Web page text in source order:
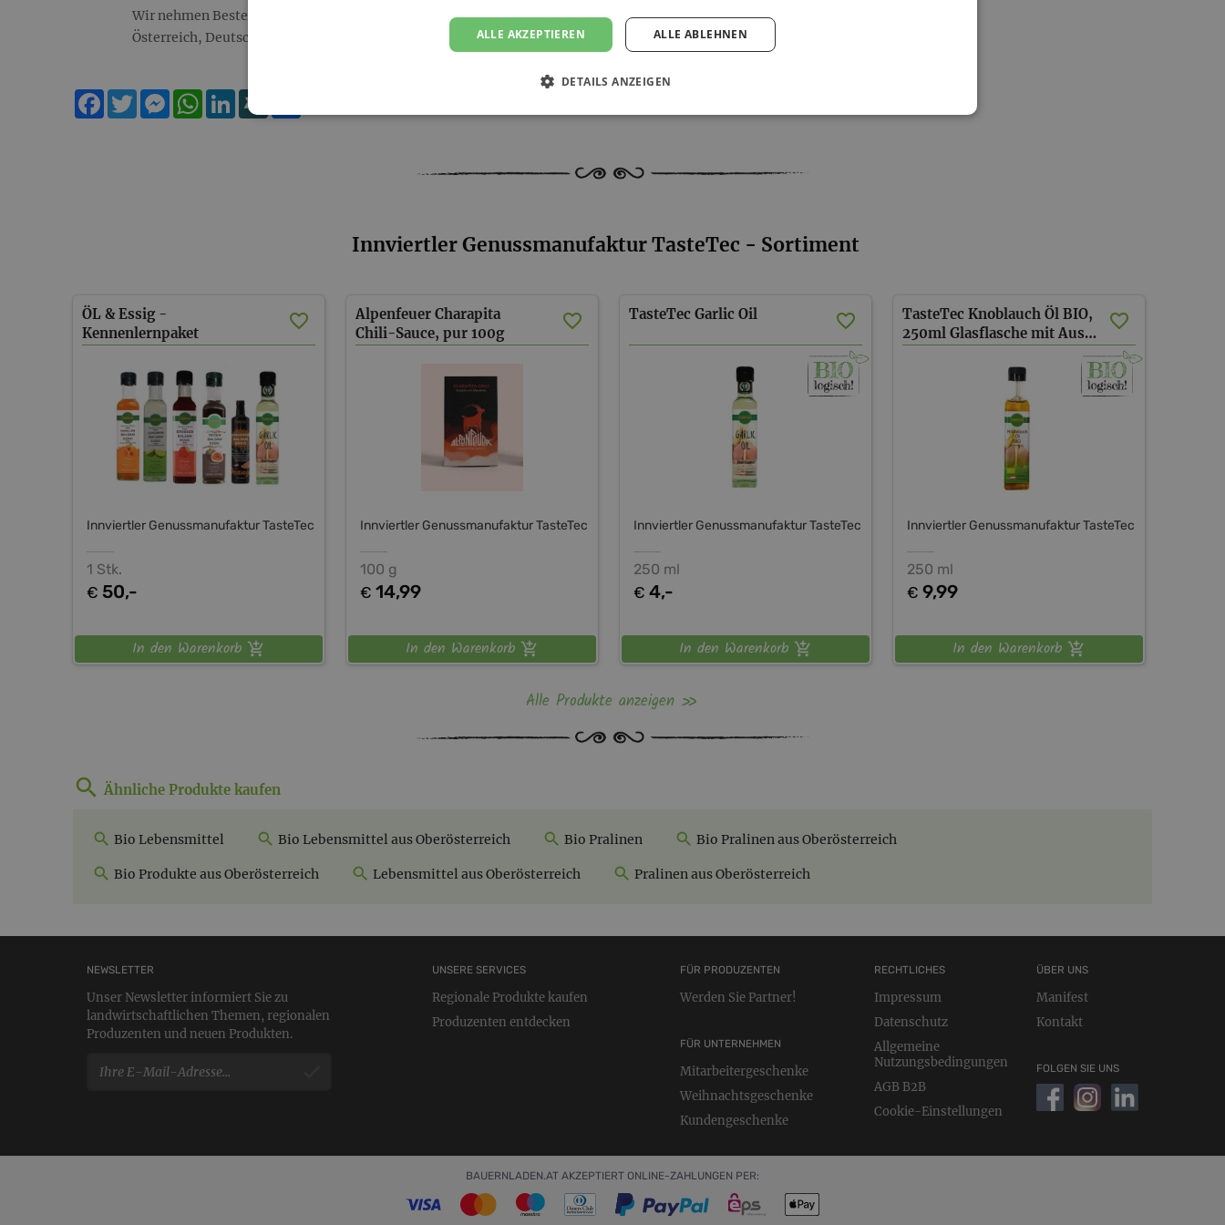
Wir nehmen Bestellungen ausschließlich aus folgenden Ländern an:
Österreich, Deutschland, Frankreich, Niederlande, Ungarn, Zypern.
Facebook
TwitterMessenger
WhatsAppLinkedIn
Innviertler Genussmanufaktur TasteTec - Sortiment
ÖL & Essig -
Kennenlernpaket
Innviertler Genussmanufaktur TasteTec
1 Stk.
€ 50,-
In den Warenkorb
Alpenfeuer Charapita
Chili-Sauce, pur 100g
Innviertler Genussmanufaktur TasteTec
100 g
€ 14,99
In den Warenkorb
TasteTec Garlic Oil
Innviertler Genussmanufaktur TasteTec
250 ml
€ 4,-
In den Warenkorb
TasteTec Knoblauch Öl BIO,
250ml Glasflasche mit Ausgießer
Innviertler Genussmanufaktur TasteTec
250 ml
€ 9,99
In den Warenkorb
Alle Produkte anzeigen
Ähnliche Produkte kaufen
Bio Lebensmittel Bio Lebensmittel aus Oberösterreich Bio Pralinen Bio Pralinen aus Oberösterreich
Bio Produkte aus Oberösterreich Lebensmittel aus Oberösterreich Pralinen aus Oberösterreich
NEWSLETTER
Unser Newsletter informiert Sie zu
landwirtschaftlichen Themen, regionalen
Produzenten und neuen Produkten.
UNSERE SERVICES
Regionale Produkte kaufen
Produzenten entdecken
FÜR PRODUZENTEN
Werden Sie Partner!
FÜR UNTERNEHMEN
Mitarbeitergeschenke
Weihnachtsgeschenke
Kundengeschenke
RECHTLICHES
Impressum
Datenschutz
Allgemeine
Nutzungsbedingungen
AGB B2B
Cookie-Einstellungen
ÜBER UNS
Manifest
Kontakt
FOLGEN SIE UNS
BAUERNLADEN.AT AKZEPTIERT ONLINE-ZAHLUNGEN PER:
ALLE AKZEPTIEREN ALLE ABLEHNEN
DETAILS ANZEIGEN